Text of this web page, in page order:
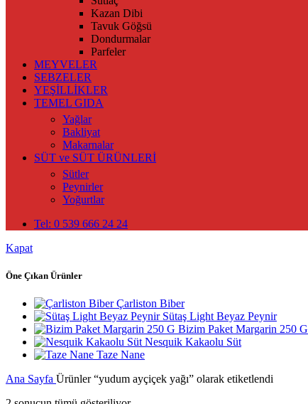
Kazan Dibi
Tavuk Göğsü
Dondurmalar
Parfeler
MEYVELER
SEBZELER
YEŞİLLİKLER
TEMEL GIDA
Yağlar
Bakliyat
Makarnalar
SÜT ve SÜT ÜRÜNLERİ
Sütler
Peynirler
Yoğurtlar
Tel: 0 539 666 24 24
Kapat
Öne Çıkan Ürünler
Çarliston Biber
Sütaş Light Beyaz Peynir
Bizim Paket Margarin 250 G
Nesquik Kakaolu Süt
Taze Nane
Ana Sayfa Ürünler “yudum ayçiçek yağı” olarak etiketlendi